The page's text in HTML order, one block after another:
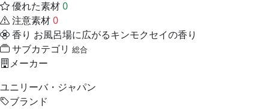
優れた素材0
注意素材0
香り お風呂場に広がるキンモクセイの香り
サブカテゴリ 総合
メーカー
ユニリーバ・ジャパン
ブランド